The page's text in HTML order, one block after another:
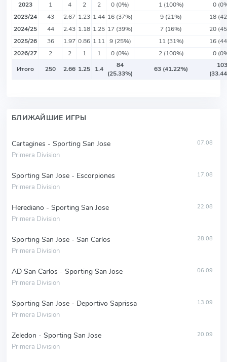
2023
1 4 2 2 0 (0%) 1 (100%)
0
2023/24
43 2.67 1.23 1.44 16 (37%) 9 (21%)
18
2024/25
44 2.43 1.18 1.25 17 (39%) 7 (16%)
20
2025/26
36 1.97 0.86 1.11 9 (25%) 11 (31%)
16
2026/27
2 2 1 1 0 (0%) 2 (100%)
0
Итого
250 2.66 1.25 1.4
84
(25.33%)
63 (41.22%)
103
БЛИЖАЙШИЕ ИГРЫ
Cartagines - Sporting San Jose
Primera Division
07.08
Sporting San Jose - Escorpiones
Primera Division
17.08
Herediano - Sporting San Jose
Primera Division
22.08
Sporting San Jose - San Carlos
Primera Division
28.08
AD San Carlos - Sporting San Jose
Primera Division
06.09
Sporting San Jose - Deportivo Saprissa
Primera Division
13.09
Zeledon - Sporting San Jose
Primera Division
20.09